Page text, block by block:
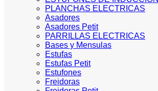
PLANCHAS ELECTRICAS
Asadores
Asadores Petit
PARRILLAS ELECTRICAS
Bases y Mensulas
Estufas
Estufas Petit
Estufones
Freidoras